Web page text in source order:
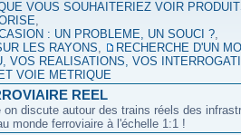
VOUS SOUHAITERIEZ VOIR
,
: UN PROBLEME, UN SOUCI ?,
LES RAYONS,
RECHERCHE D'UN
VOS REALISATIONS, VOS
VOIE METRIQUE
REEL
on discute autour des trains réels des
monde ferroviaire à l'échelle 1:1 !